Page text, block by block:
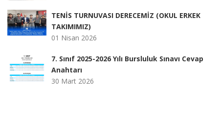
TENİS TURNUVASI DERECEMİZ (OKUL ERKEK
TAKIMIMIZ)
01 Nisan 2026
7. Sınıf 2025-2026 Yılı Bursluluk Sınavı Cevap
Anahtarı
30 Mart 2026